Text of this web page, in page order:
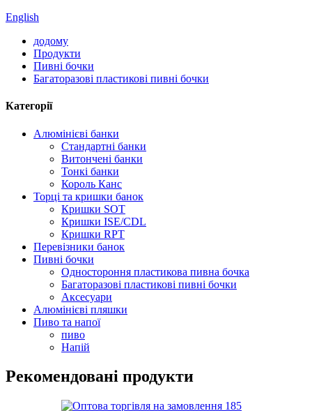
English
додому
Продукти
Пивні бочки
Багаторазові пластикові пивні бочки
Категорії
Алюмінієві банки
Стандартні банки
Витончені банки
Тонкі банки
Король Канс
Торці та кришки банок
Кришки SOT
Кришки ISE/CDL
Кришки RPT
Перевізники банок
Пивні бочки
Одностороння пластикова пивна бочка
Багаторазові пластикові пивні бочки
Аксесуари
Алюмінієві пляшки
Пиво та напої
пиво
Напій
Рекомендовані продукти